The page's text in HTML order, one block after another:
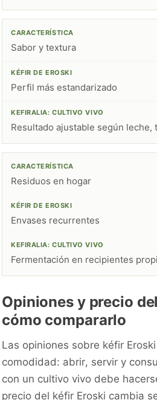
Sabor y textura
Perfil más estandarizado
Resultado ajustable según leche,
Residuos en hogar
Envases recurrentes
Fermentación en recipientes
Opiniones y precio
cómo compararlo
Las opiniones sobre kéfir
comodidad: abrir, servir y
con un cultivo vivo debe
precio del kéfir Eroski cambia